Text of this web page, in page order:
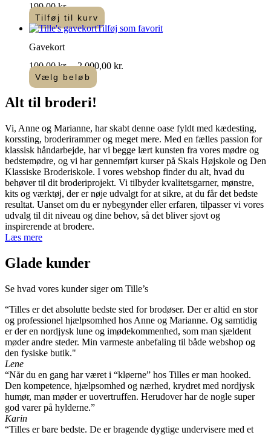
199,00kr.
Tilføj til kurv
Tilføj som favorit
Gavekort
100,00kr. – 2.000,00 kr.
Vælg beløb
Dette
vare
har
varianter.
Mulighederne
kan
vælges
på
varesiden
Alt til broderi!​
Vi, Anne og Marianne, har skabt denne oase fyldt med kædesting,
korssting, broderirammer og meget mere. Med en fælles passion for
klassisk håndarbejde, har vi begge lært kunsten fra vores mødre og
bedstemødre, og vi har gennemført kurser på Skals Højskole og Den
Klassiske Broderiskole. I vores webshop finder du alt, hvad du
behøver til dit broderiprojekt. Vi tilbyder kvalitetsgarner, mønstre,
kits og værktøj, der er nøje udvalgt for at sikre, at du får det bedste
resultat. Uanset om du er nybegynder eller erfaren, tilpasser vi vores
udvalg til dit niveau og dine behov, så det bliver sjovt og
inspirerende at brodere.
Læs mere
Glade kunder
Se hvad vores kunder siger om Tille’s
“Tilles er det absolutte bedste sted for brodøser. Der er altid en stor
og professionel hjælpsomhed hos Anne og Marianne. Og samtidig
er der en nordjysk lune og imødekommenhed, som man sjældent
møder andre steder. Min varmeste anbefaling til både webshop og
den fysiske butik."
Lene
“Når du en gang har været i “kløerne” hos Tilles er man hooked.
Den kompetence, hjælpsomhed og nærhed, krydret med nordjysk
humør, man møder er uovertruffen. Herudover har de nogle super
god varer på hylderne.”
Karin
“Tilles er bare bedste. De er bragende dygtige undervisere med et